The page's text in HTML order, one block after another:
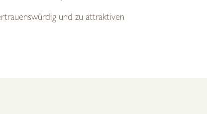
und zu attraktiven